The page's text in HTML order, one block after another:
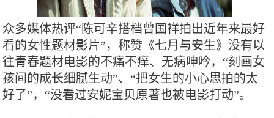
众多媒体热评“陈可辛搭档曾国祥拍出近年来最好
看的女性题材影片”，称赞《七月与安生》没有以
往青春题材电影的不痛不痒、无病呻吟，“刻画女
孩间的成长细腻生动”、“把女生的小心思拍的太
好了”，“没看过安妮宝贝原著也被电影打动”。